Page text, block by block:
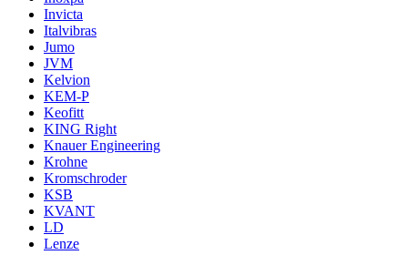
Invicta
Italvibras
Jumo
JVM
Kelvion
KEM-P
Keofitt
KING Right
Knauer Engineering
Krohne
Kromschroder
KSB
KVANT
LD
Lenze